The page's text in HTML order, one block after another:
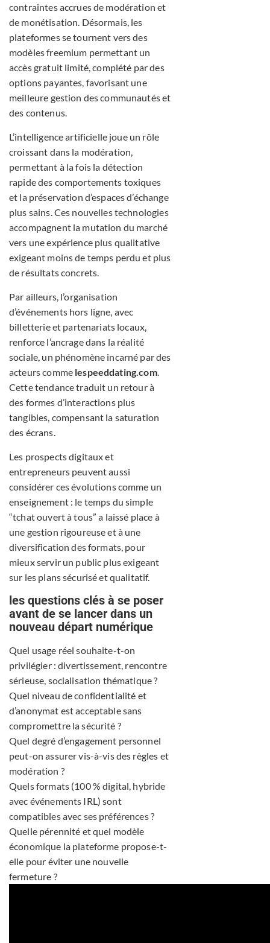
contraintes accrues de modération et
de monétisation. Désormais, les
plateformes se tournent vers des
modèles freemium permettant un
accès gratuit limité, complété par des
options payantes, favorisant une
meilleure gestion des communautés et
des contenus.
L’intelligence artificielle joue un rôle
croissant dans la modération,
permettant à la fois la détection
rapide des comportements toxiques
et la préservation d’espaces d’échange
plus sains. Ces nouvelles technologies
accompagnent la mutation du marché
vers une expérience plus qualitative
exigeant moins de temps perdu et plus
de résultats concrets.
Par ailleurs, l’organisation
d’événements hors ligne, avec
billetterie et partenariats locaux,
renforce l’ancrage dans la réalité
sociale, un phénomène incarné par des
acteurs comme lespeeddating.com.
Cette tendance traduit un retour à
des formes d’interactions plus
tangibles, compensant la saturation
des écrans.
Les prospects digitaux et
entrepreneurs peuvent aussi
considérer ces évolutions comme un
enseignement : le temps du simple
“tchat ouvert à tous” a laissé place à
une gestion rigoureuse et à une
diversification des formats, pour
mieux servir un public plus exigeant
sur les plans sécurisé et qualitatif.
les questions clés à se poser
avant de se lancer dans un
nouveau départ numérique
Quel usage réel souhaite-t-on
privilégier : divertissement, rencontre
sérieuse, socialisation thématique ?
Quel niveau de confidentialité et
d’anonymat est acceptable sans
compromettre la sécurité ?
Quel degré d’engagement personnel
peut-on assurer vis-à-vis des règles et
modération ?
Quels formats (100 % digital, hybride
avec événements IRL) sont
compatibles avec ses préférences ?
Quelle pérennité et quel modèle
économique la plateforme propose-t-
elle pour éviter une nouvelle
fermeture ?